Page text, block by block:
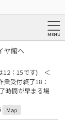
ヤ館へ
12：15です) ＜
受付終了18：
時間が早まる場
Map